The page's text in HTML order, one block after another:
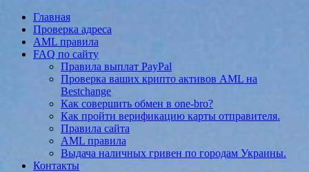
Главная
Проверка адреса
AML правила
FAQ по сайту
Правила выплат PayPal
Проверка ваших крипто активов AML на
Bestchange
Как совершить обмен в one-bro?
Как пройти верификацию карты отправителя.
Правила сайта
AML правила
Выдача наличных гривен по городам Украины.
Контакты